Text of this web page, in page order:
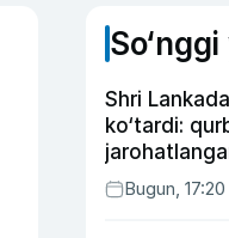
Shri
ko‘tardi:
Bugun, 17:20